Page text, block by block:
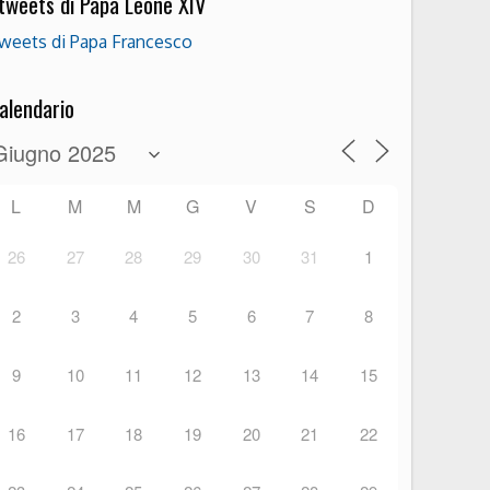
di Papa Francesco
L M M G V S D
26 27 28 29 30 31 1
2 3 4 5 6 7 8
9 10 11 12 13 14 15
16 17 18 19 20 21 22